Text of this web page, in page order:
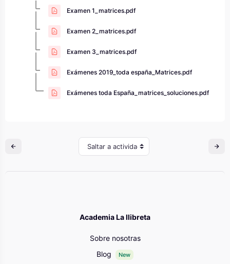
Examen 1_matrices.pdf
Examen 2_matrices.pdf
Examen 3_matrices.pdf
Exámenes 2019_toda españa_Matrices.pdf
Exámenes toda España_matrices_soluciones.pdf
Saltar a actividad
Academia La llibreta
Sobre nosotras
Blog
New